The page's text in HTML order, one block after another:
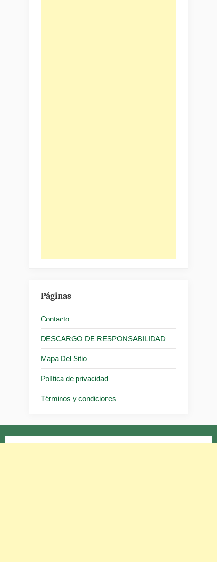
Páginas
Contacto
DESCARGO DE RESPONSABILIDAD
Mapa Del Sitio
Política de privacidad
Términos y condiciones